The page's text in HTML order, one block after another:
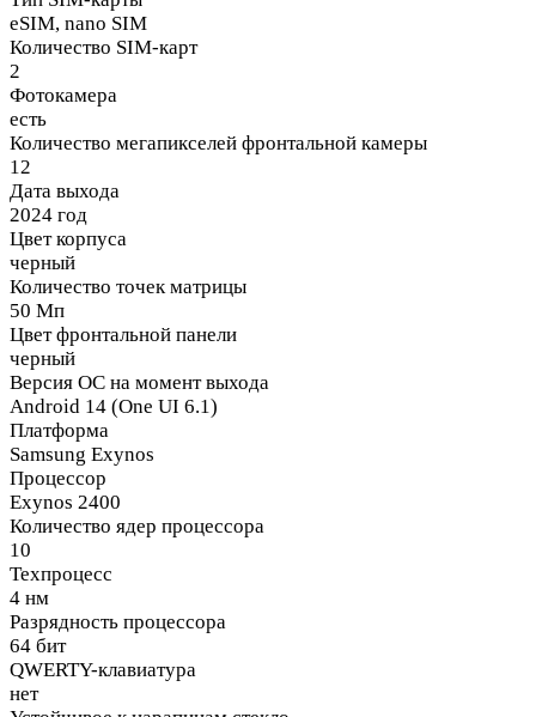
eSIM, nano SIM
Количество SIM-карт
2
Фотокамера
есть
Количество мегапикселей фронтальной камеры
12
Дата выхода
2024 год
Цвет корпуса
черный
Количество точек матрицы
50 Мп
Цвет фронтальной панели
черный
Версия ОС на момент выхода
Android 14 (One UI 6.1)
Платформа
Samsung Exynos
Процессор
Exynos 2400
Количество ядер процессора
10
Техпроцесс
4 нм
Разрядность процессора
64 бит
QWERTY-клавиатура
нет